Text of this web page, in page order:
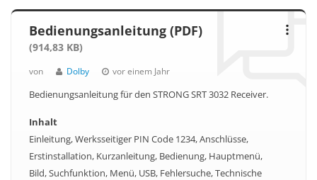
Bedienungsanleitung (PDF)
(914,83 KB)
von Dolby vor einem Jahr
Bedienungsanleitung für den STRONG SRT 3032 Receiver.
Inhalt
Einleitung, Werksseitiger PIN Code 1234, Anschlüsse,
Erstinstallation, Kurzanleitung, Bedienung, Hauptmenü,
Bild, Suchfunktion, Menü, USB, Fehlersuche, Technische